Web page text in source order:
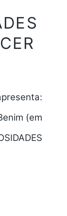
(em